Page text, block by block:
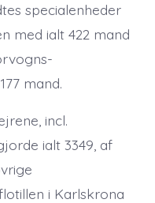
specialenheder
med ialt 422 mand
mand.
incl.
ialt 3349, af
i Karlskrona